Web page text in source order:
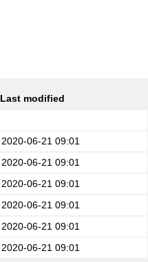
Last modified
2020-06-21 09:01
2020-06-21 09:01
2020-06-21 09:01
2020-06-21 09:01
2020-06-21 09:01
2020-06-21 09:01